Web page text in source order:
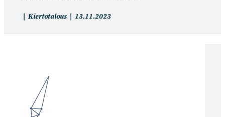
Artikkelin
Kiertotalous
Artikkeli
13.11.2023